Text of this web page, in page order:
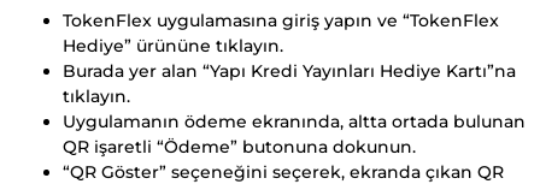
TokenFlex uygulamasına giriş yapın ve “TokenFlex
Hediye” ürününe tıklayın.
Burada yer alan “Yapı Kredi Yayınları Hediye Kartı”na
tıklayın.
Uygulamanın ödeme ekranında, altta ortada bulunan
QR işaretli “Ödeme” butonuna dokunun.
“QR Göster” seçeneğini seçerek, ekranda çıkan QR